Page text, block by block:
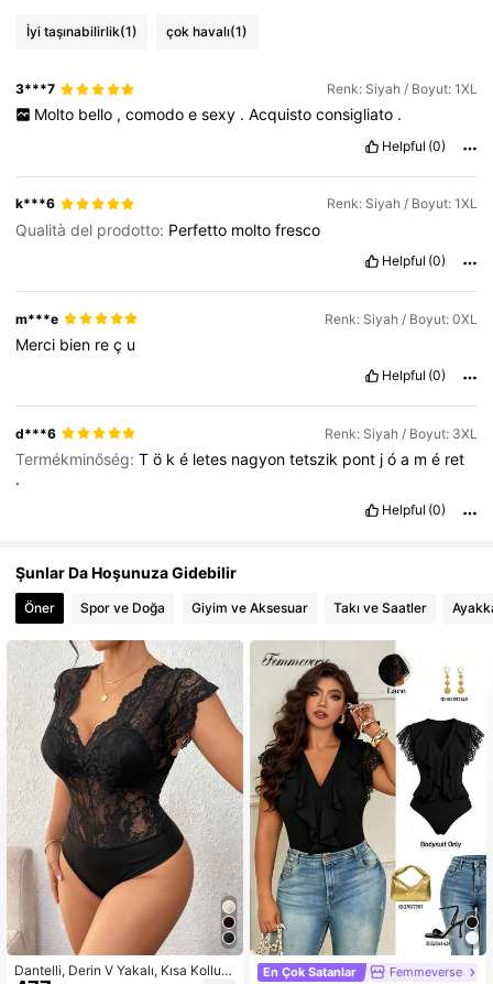
4,69
İyi taşınabilirlik(1) çok havalı(1)
3***7 Renk: Siyah / Boyut: 1XL
Molto bello , comodo e sexy . Acquisto consigliato .
Helpful (0)
k***6 Renk: Siyah / Boyut: 1XL
Qualità del prodotto: Perfetto moltofresco
Helpful (0)
m***e Renk: Siyah / Boyut: 0XL
Merci bien reç u
Helpful (0)
d***6 Renk: Siyah / Boyut: 3XL
Termékminőség:Tö ké letes nagyontetszik pont jóa mé ret
.
Helpful (0)
Şunlar Da Hoşunuza Gidebilir
Öner Spor ve Doğa Giyim ve Aksesuar Takı ve Saatler
Dantelli, Derin V Yakalı, Kısa Kollu,
En Çok Satanlar Femmeverse